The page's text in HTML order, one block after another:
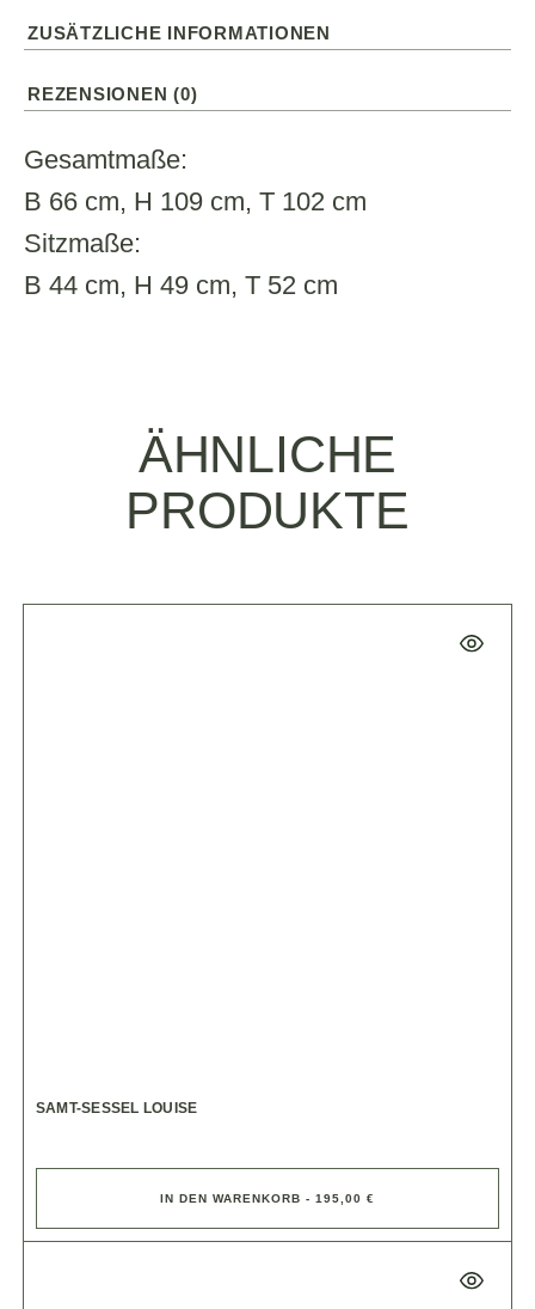
ZUSÄTZLICHE INFORMATIONEN
REZENSIONEN (0)
Gesamtmaße:
B 66 cm, H 109 cm, T 102 cm
Sitzmaße:
B 44 cm, H 49 cm, T 52 cm
ÄHNLICHE
PRODUKTE
SAMT-SESSEL LOUISE
IN DEN WARENKORB - 195,00 €